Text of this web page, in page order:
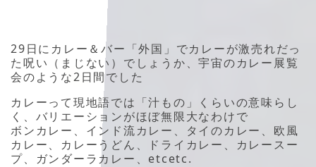
29日にカレー＆バー「外国」でカレーが激売れだっ
た呪い（まじない）でしょうか、宇宙のカレー展覧
会のような2日間でした
カレーって現地語では「汁もの」くらいの意味らし
く、バリエーションがほぼ無限大なわけで
ボンカレー、インド流カレー、タイのカレー、欧風
カレー、カレーうどん、ドライカレー、カレースー
プ、ガンダーラカレー、etcetc.